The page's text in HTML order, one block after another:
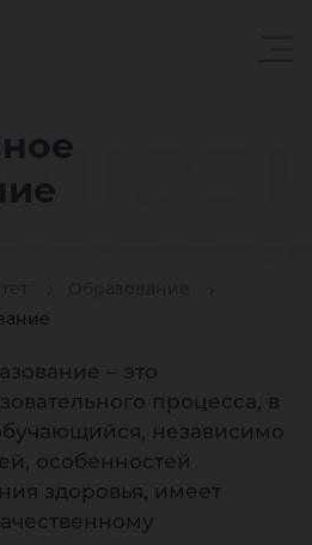
– это
процесса, в
независимо
особенностей
здоровья, имеет